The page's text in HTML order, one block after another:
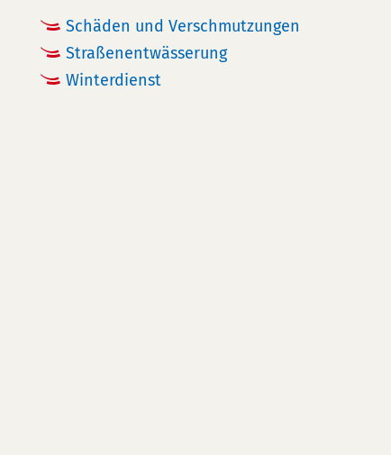
Schäden und Verschmutzungen
Straßenentwässerung
Winterdienst